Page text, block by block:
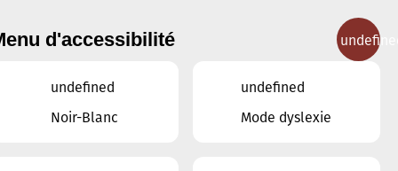
MUSICAL CONTACT
d'accessibilité
undefined
Noir-Blanc
undefined
Mode dyslexie